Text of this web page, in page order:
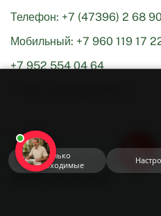
Телефон: +7 (47396) 2 68
Мобильный: +7 960 119 17
+7 952 554 04 64
© ИстокАгро 2026. Все
права защищены
на
сайте,
вы
соглашаетесь
Только
необходимые